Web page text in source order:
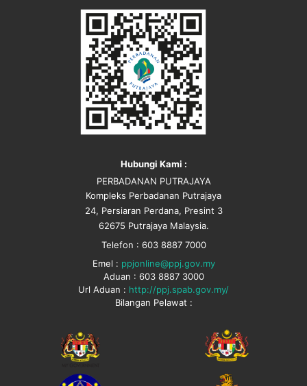
Hubungi Kami :
PERBADANAN PUTRAJAYA
Kompleks Perbadanan Putrajaya
24, Persiaran Perdana, Presint 3
62675 Putrajaya Malaysia.
Telefon : 603 8887 7000
Emel : ppjonline@ppj.gov.my
Aduan : 603 8887 3000
Url Aduan : http://ppj.spab.gov.my/
Bilangan Pelawat :